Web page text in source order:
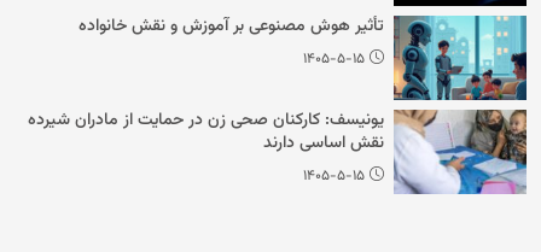
تأثیر هوش مصنوعی بر آموزش و نقش خانواده
۱۴۰۵-۵-۱۵
یونیسف: کارکنان صحی زن در حمایت از مادران شیرده
نقش اساسی دارند
۱۴۰۵-۵-۱۵